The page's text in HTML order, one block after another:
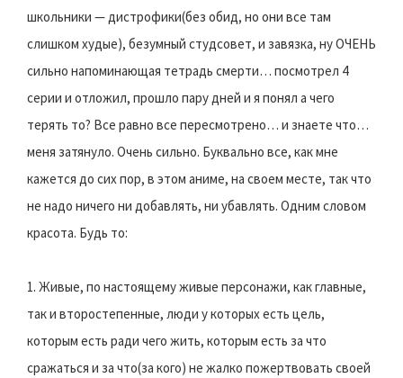
школьники — дистрофики(без обид, но они все там
слишком худые), безумный студсовет, и завязка, ну ОЧЕНЬ
сильно напоминающая тетрадь смерти… посмотрел 4
серии и отложил, прошло пару дней и я понял а чего
терять то? Все равно все пересмотрено… и знаете что…
меня затянуло. Очень сильно. Буквально все, как мне
кажется до сих пор, в этом аниме, на своем месте, так что
не надо ничего ни добавлять, ни убавлять. Одним словом
красота. Будь то:
1. Живые, по настоящему живые персонажи, как главные,
так и второстепенные, люди у которых есть цель,
которым есть ради чего жить, которым есть за что
сражаться и за что(за кого) не жалко пожертвовать своей